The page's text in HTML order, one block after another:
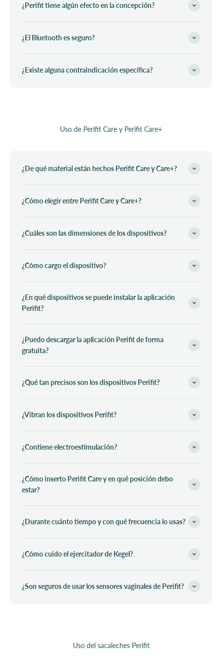
¿Perifit tiene algún efecto en la concepción?
¿El Bluetooth es seguro?
¿Existe alguna contraindicación específica?
Uso de Perifit Care y Perifit Care+
¿De qué material están hechos Perifit Care y Care+?
¿Cómo elegir entre Perifit Care y Care+?
¿Cuáles son las dimensiones de los dispositivos?
¿Cómo cargo el dispositivo?
¿En qué dispositivos se puede instalar la aplicación
Perifit?
¿Puedo descargar la aplicación Perifit de forma
gratuita?
¿Qué tan precisos son los dispositivos Perifit?
¿Vibran los dispositivos Perifit?
¿Contiene electroestimulación?
¿Cómo inserto Perifit Care y en qué posición debo
estar?
¿Durante cuánto tiempo y con qué frecuencia lo usas?
¿Cómo cuido el ejercitador de Kegel?
¿Son seguros de usar los sensores vaginales de Perifit?
Uso del sacaleches Perifit